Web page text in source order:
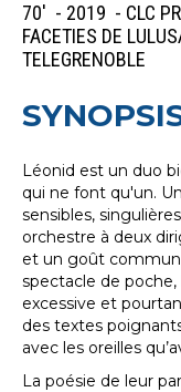
70' - 2019 - CLC
FACETIES DE
TELEGRENOBLE
Léonid est un duo
qui ne font qu'un.
sensibles,
orchestre à deux
et un goût commun
spectacle de
excessive et
des textes
avec les oreilles
La poésie de leur